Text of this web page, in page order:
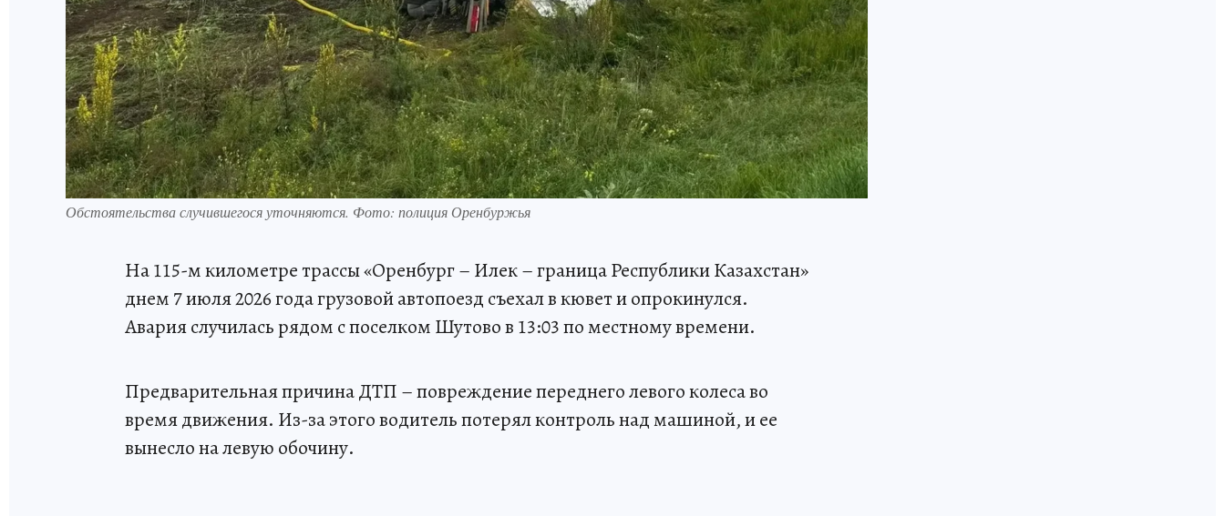
Обстоятельства случившегося уточняются. Фото: полиция Оренбуржья
На 115-м километре трассы «Оренбург – Илек – граница Республики Казахстан»
днем 7 июля 2026 года грузовой автопоезд съехал в кювет и опрокинулся.
Авария случилась рядом с поселком Шутово в 13:03 по местному времени.
Предварительная причина ДТП – повреждение переднего левого колеса во
время движения. Из-за этого водитель потерял контроль над машиной, и ее
вынесло на левую обочину.